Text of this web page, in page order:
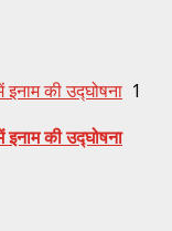
की उद्घोषना 1
की उद्घोषना